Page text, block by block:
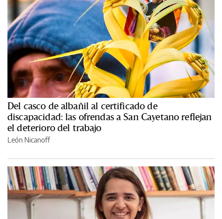
Del casco de albañil al certificado de
discapacidad: las ofrendas a San Cayetano reflejan
el deterioro del trabajo
León Nicanoff